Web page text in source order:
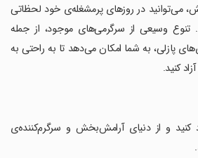
می‌توانید در روزهای پرمشغله‌ی خود لحظاتی
تنوع وسیعی از سرگرمی‌های موجود، از جمله
پازلی، به شما امکان می‌دهد تا به راحتی به
کنید.
کنید و از دنیای آرامش‌بخش و سرگرم‌کننده‌ی